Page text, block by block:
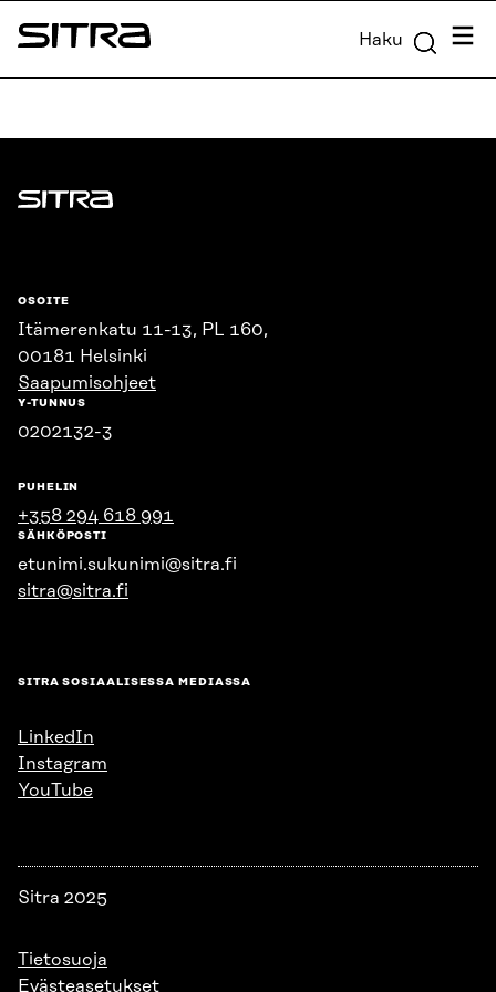
Siirry
suoraan
Sitra Haku
Sitra
OSOITE
Itämerenkatu 11-13, PL 160,
00181 Helsinki
Saapumisohjeet
Y-TUNNUS
0202132-3
PUHELIN
+358 294 618 991
SÄHKÖPOSTI
etunimi.sukunimi@sitra.fi
sitra@sitra.fi
SITRA SOSIAALISESSA MEDIASSA
LinkedIn
Instagram
YouTube
Sitra 2025
Tietosuoja
Evästeasetukset